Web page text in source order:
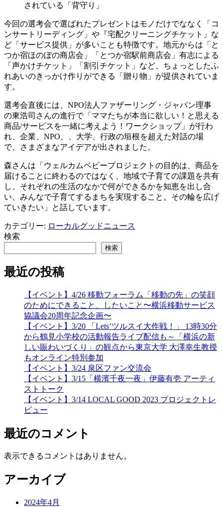
されている「背守り」
今回の選考会で選ばれたプレゼントはモノだけでななく「コ
ンサートリーディング」や『宅配クリーニングチケット」な
ど「サービス提供」が多いことも特徴です。地元からは「と
つか宿ほのぼの商店会」「とつか宿駅前商店会」有志による
「声かけチケット」「割引チケット」など、ちょっとしたふ
れあいのきっかけ作りができる「贈り物」が提供されていま
す。
選考会直後には、NPO法人ファザーリング・ジャパン理事
の東浩司さんの進行で「ママたちが本当に欲しい！と思える
商品/サービスを一緒に考えよう！ワークショップ」が行わ
れ、企業、NPO、、大学、行政の垣根を超えた対話の場
で、さまざまなアイデアが出されました。
森さんは「ウェルカムベビープロジェクトの目的は、商品を
届けることに終わるのではなく、地域で子育ての課題を共有
し、それぞれの生活のなかで何ができるかを知恵を出し合
い、みんなで子育てするまちを実現すること。その輪を広げ
ていきたい」と話しています。
カテゴリー: ローカルグッドニュース
検索
検索
最近の投稿
【イベント】4/26 移動フォーラム「移動の先」の笑顔
のためにできること、したいこと〜横浜移動サービス
協議会20周年記念企画〜
【イベント】3/20 「Lets’ツルスイ大作戦！」 13時30分
から鶴見小学校の活動報告ライブ配信も～「横浜の新
しい賑わいづくり」の観点から東京大学 大澤幸生教授
もオンライン特別参加
【イベント】3/24 泉区ファン交流会
【イベント】3/15「横濱千夜一夜」伊藤有壱 アーティ
ストトーク
【イベント】3/14 LOCAL GOOD 2023 プロジェクトレ
ビュー
最近のコメント
表示できるコメントはありません。
アーカイブ
2024年4月